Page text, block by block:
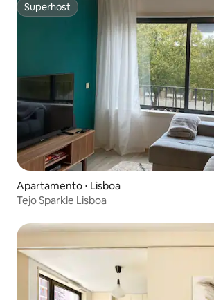
Superhost
Superhost
Apartamento ⋅ Lisboa
Tejo Sparkle Lisboa